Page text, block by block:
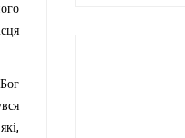
Бог
які,